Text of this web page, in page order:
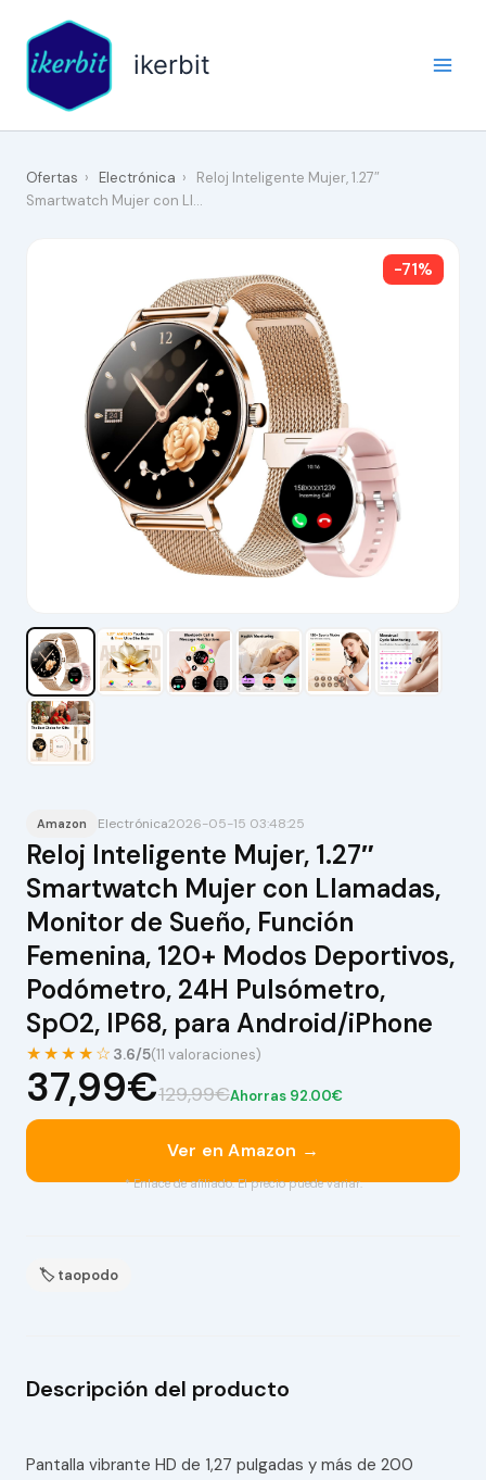
contenido
ikerbit
Ofertas › Electrónica ›
Reloj Inteligente Mujer, 1.27″
Smartwatch Mujer con Ll…
-71%
Amazon Electrónica2026-05-15 03:48:25
Reloj Inteligente Mujer, 1.27″
Smartwatch Mujer con Llamadas,
Monitor de Sueño, Función
Femenina, 120+ Modos Deportivos,
Podómetro, 24H Pulsómetro,
SpO2, IP68, para Android/iPhone
★★★★☆ 3.6/5(11 valoraciones)
37,99€129,99€Ahorras 92.00€
Ver en Amazon →
* Enlace de afiliado. El precio puede variar.
🏷 taopodo
Descripción del producto
Pantalla vibrante HD de 1,27 pulgadas y más de 200